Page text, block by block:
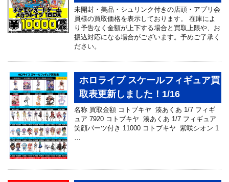
未開封・美品・シュリンク付きの店頭・アプリ会
員様の買取価格を表示しております。 在庫によ
り予告なく金額が上下する場合と買取上限や、お
振込対応になる場合がございます。予めご了承く
ださい。
ホロライブ スケールフィギュア買
取表更新しました！1/16
名称 買取金額 コトブキヤ 湊あくあ 1/7 フィギ
ュア 7920 コトブキヤ 湊あくあ 1/7 フィギュア
笑顔パーツ付き 11000 コトブキヤ 紫咲シオン 1